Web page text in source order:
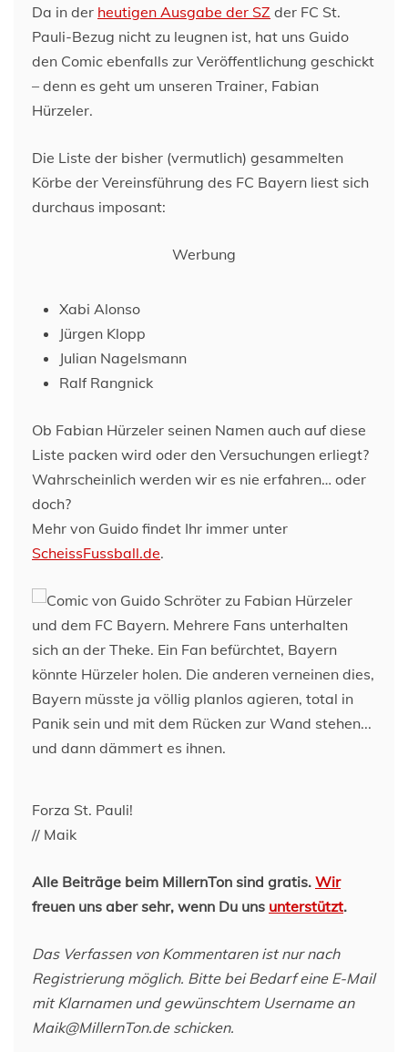
Da in der heutigen Ausgabe der SZ der FC St.
Pauli-Bezug nicht zu leugnen ist, hat uns Guido
den Comic ebenfalls zur Veröffentlichung geschickt
– denn es geht um unseren Trainer, Fabian
Hürzeler.
Die Liste der bisher (vermutlich) gesammelten
Körbe der Vereinsführung des FC Bayern liest sich
durchaus imposant:
Werbung
Xabi Alonso
Jürgen Klopp
Julian Nagelsmann
Ralf Rangnick
Ob Fabian Hürzeler seinen Namen auch auf diese
Liste packen wird oder den Versuchungen erliegt?
Wahrscheinlich werden wir es nie erfahren… oder
doch?
Mehr von Guido findet Ihr immer unter
ScheissFussball.de.
Forza St. Pauli!
// Maik
Alle Beiträge beim MillernTon sind gratis. Wir
freuen uns aber sehr, wenn Du uns unterstützt.
Das Verfassen von Kommentaren ist nur nach
Registrierung möglich. Bitte bei Bedarf eine E-Mail
mit Klarnamen und gewünschtem Username an
Maik@MillernTon.de schicken.